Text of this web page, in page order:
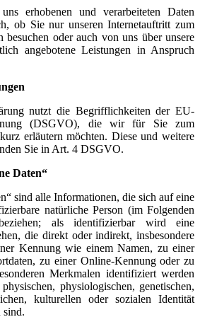
erhobenen und verarbeiteten Daten
ob Sie nur unseren Internetauftritt zum
oder auch von uns über unsere
angebotene Leistungen in Anspruch
nutzt die Begrifflichkeiten der EU-
(DSGVO), die wir für Sie zum
erläutern möchten. Diese und weitere
Sie in Art. 4 DSGVO.
Daten“
sind alle Informationen, die sich auf eine
natürliche Person (im Folgenden
als identifizierbar wird eine
die direkt oder indirekt, insbesondere
Kennung wie einem Namen, zu einer
zu einer Online-Kennung oder zu
Merkmalen identifiziert werden
physiologischen, genetischen,
kulturellen oder sozialen Identität
sind.